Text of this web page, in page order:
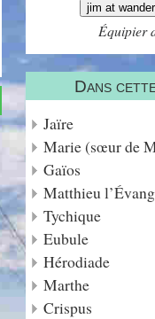
jim at
Équipier
Dans
Jaïre
Marie (sœur de
Gaïos
Matthieu
Tychique
Eubule
Hérodiade
Marthe
Crispus